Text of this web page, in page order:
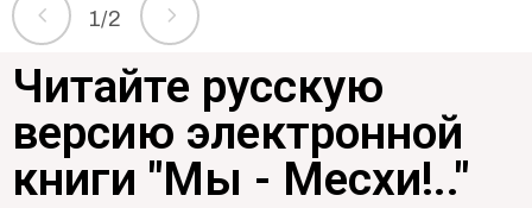
Читайте русскую
версию электронной
книги "Мы - Месхи!.."